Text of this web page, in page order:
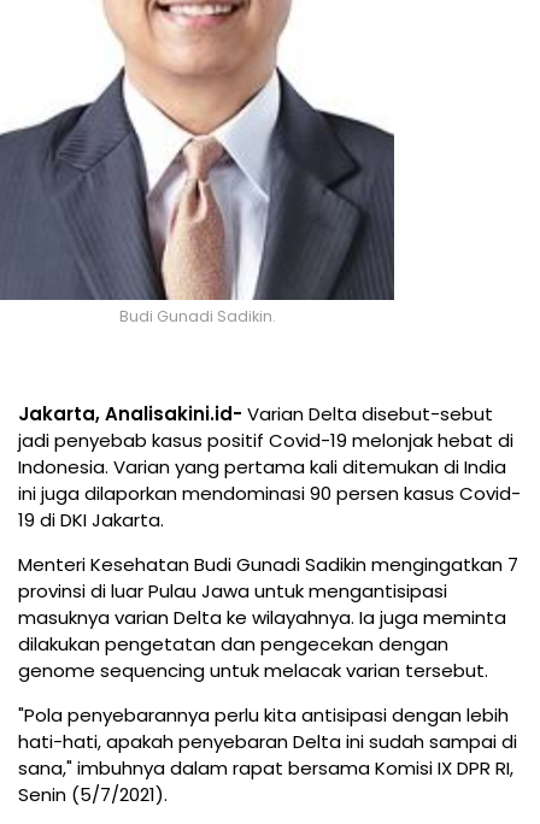
Budi Gunadi Sadikin.
Jakarta, Analisakini.id- Varian Delta disebut-sebut
jadi penyebab kasus positif Covid-19 melonjak hebat di
Indonesia. Varian yang pertama kali ditemukan di India
ini juga dilaporkan mendominasi 90 persen kasus Covid-
19 di DKI Jakarta.
Menteri Kesehatan Budi Gunadi Sadikin mengingatkan 7
provinsi di luar Pulau Jawa untuk mengantisipasi
masuknya varian Delta ke wilayahnya. Ia juga meminta
dilakukan pengetatan dan pengecekan dengan
genome sequencing untuk melacak varian tersebut.
"Pola penyebarannya perlu kita antisipasi dengan lebih
hati-hati, apakah penyebaran Delta ini sudah sampai di
sana," imbuhnya dalam rapat bersama Komisi IX DPR RI,
Senin (5/7/2021).